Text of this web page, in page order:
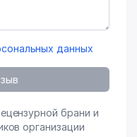
данных
брани и
организации